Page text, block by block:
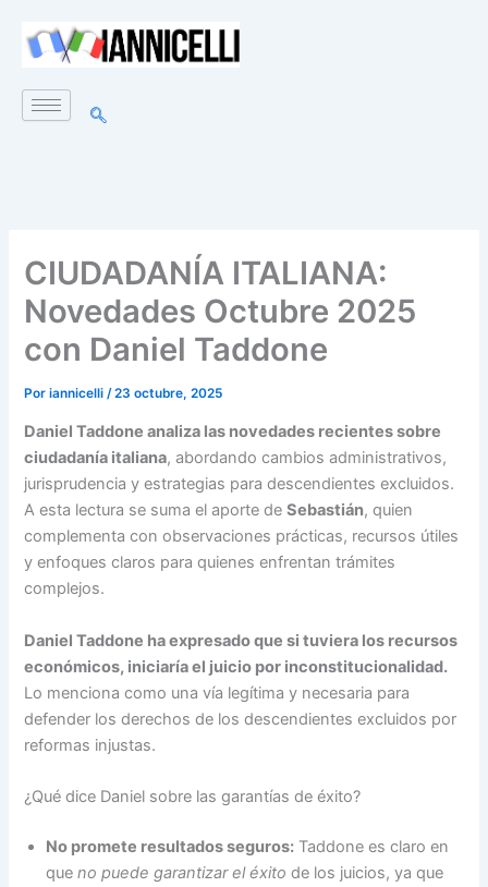
contenido
CIUDADANÍA ITALIANA:
Novedades Octubre 2025
con Daniel Taddone
Poriannicelli /23 octubre, 2025
Daniel Taddone analiza las novedades recientes sobre
ciudadanía italiana, abordando cambios administrativos,
jurisprudencia y estrategias para descendientes excluidos.
A esta lectura se suma el aporte deSebastián, quien
complementa con observaciones prácticas, recursos útiles
y enfoques claros para quienes enfrentan trámites
complejos.
Daniel Taddone ha expresado que si tuviera los recursos
económicos, iniciaría el juicio por inconstitucionalidad.
Lo menciona como una vía legítima y necesaria para
defender los derechos de los descendientes excluidos por
reformas injustas.
¿Qué dice Daniel sobre las garantías de éxito?
No promete resultados seguros: Taddone es claro en
queno puede garantizar el éxito de los juicios, ya que